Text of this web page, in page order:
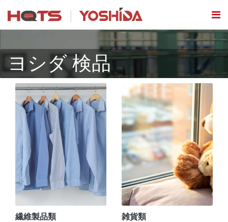
ヨシダ 検品
繊維製品類 雑貨類